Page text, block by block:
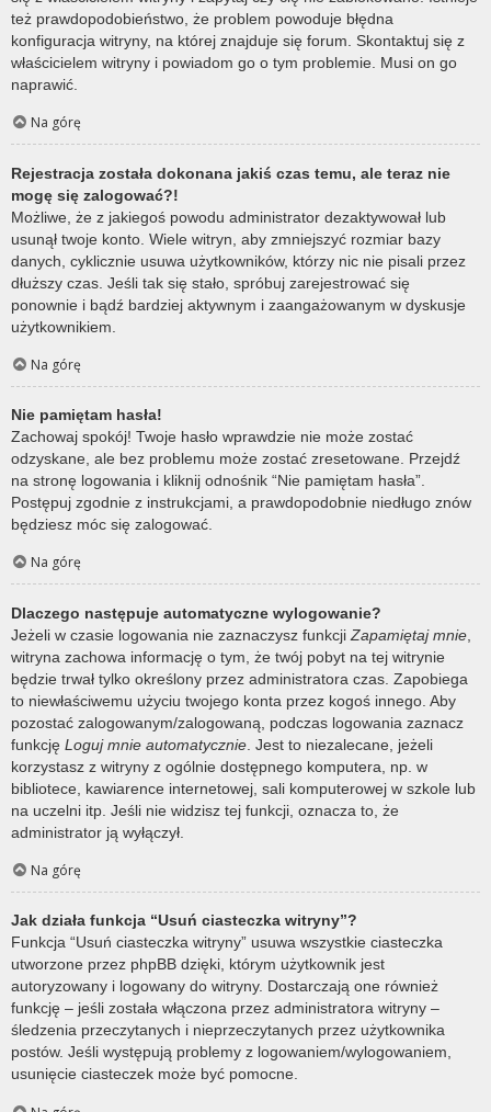
też prawdopodobieństwo, że problem powoduje błędna
konfiguracja witryny, na której znajduje się forum. Skontaktuj się z
właścicielem witryny i powiadom go o tym problemie. Musi on go
naprawić.
Na górę
Rejestracja została dokonana jakiś czas temu, ale teraz nie
mogę się zalogować?!
Możliwe, że z jakiegoś powodu administrator dezaktywował lub
usunął twoje konto. Wiele witryn, aby zmniejszyć rozmiar bazy
danych, cyklicznie usuwa użytkowników, którzy nic nie pisali przez
dłuższy czas. Jeśli tak się stało, spróbuj zarejestrować się
ponownie i bądź bardziej aktywnym i zaangażowanym w dyskusje
użytkownikiem.
Na górę
Nie pamiętam hasła!
Zachowaj spokój! Twoje hasło wprawdzie nie może zostać
odzyskane, ale bez problemu może zostać zresetowane. Przejdź
na stronę logowania i kliknij odnośnik “Nie pamiętam hasła”.
Postępuj zgodnie z instrukcjami, a prawdopodobnie niedługo znów
będziesz móc się zalogować.
Na górę
Dlaczego następuje automatyczne wylogowanie?
Jeżeli w czasie logowania nie zaznaczysz funkcji Zapamiętaj mnie
witryna zachowa informację o tym, że twój pobyt na tej witrynie
będzie trwał tylko określony przez administratora czas. Zapobiega
to niewłaściwemu użyciu twojego konta przez kogoś innego. Aby
pozostać zalogowanym/zalogowaną, podczas logowania zaznacz
funkcję Loguj mnie automatycznie . Jest to niezalecane, jeżeli
korzystasz z witryny z ogólnie dostępnego komputera, np. w
bibliotece, kawiarence internetowej, sali komputerowej w szkole lub
na uczelni itp. Jeśli nie widzisz tej funkcji, oznacza to, że
administrator ją wyłączył.
Na górę
Jak działa funkcja “Usuń ciasteczka witryny”?
Funkcja “Usuń ciasteczka witryny” usuwa wszystkie ciasteczka
utworzone przez phpBB dzięki, którym użytkownik jest
autoryzowany i logowany do witryny. Dostarczają one również
funkcję – jeśli została włączona przez administratora witryny –
śledzenia przeczytanych i nieprzeczytanych przez użytkownika
postów. Jeśli występują problemy z logowaniem/wylogowaniem,
usunięcie ciasteczek może być pomocne.